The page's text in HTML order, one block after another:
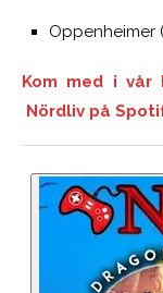
Oppenheimer
Kom med i vår
Nördliv på